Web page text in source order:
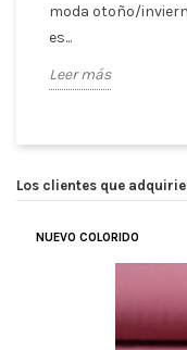
moda otoño/
es...
Leer más
Los clientes que
NUEVO COLORIDO